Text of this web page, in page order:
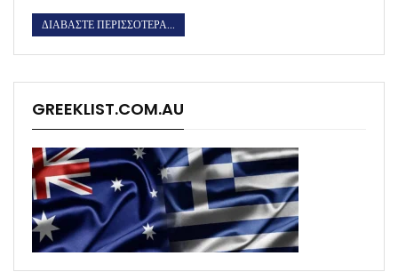
ΔΙΑΒΆΣΤΕ ΠΕΡΙΣΣΌΤΕΡΑ...
GREEKLIST.COM.AU